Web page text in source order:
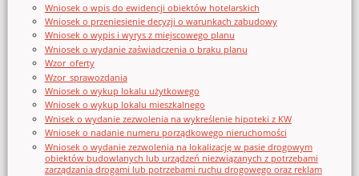
Wniosek o wpis do ewidencji obiektów hotelarskich
Wniosek o przeniesienie decyzji o warunkach zabudowy
Wniosek o wypis i wyrys z miejscowego planu
Wniosek o wydanie zaświadczenia o braku planu
Wzor_oferty
Wzor_sprawozdania
Wniosek o wykup lokalu użytkowego
Wniosek o wykup lokalu mieszkalnego
Wnisek o wydanie zezwolenia na wykreślenie hipoteki z KW
Wniosek o nadanie numeru porządkowego nieruchomości
Wniosek o wydanie zezwolenia na lokalizację w pasie drogowym
obiektów budowlanych lub urządzeń niezwiązanych z potrzebami
zarządzania drogami lub potrzebami ruchu drogowego oraz reklam